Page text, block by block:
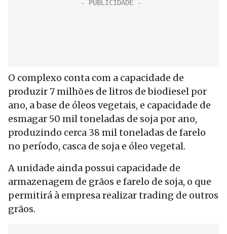
O complexo conta com a capacidade de
produzir 7 milhões de litros de biodiesel por
ano, a base de óleos vegetais, e capacidade de
esmagar 50 mil toneladas de soja por ano,
produzindo cerca 38 mil toneladas de farelo
no período, casca de soja e óleo vegetal.
A unidade ainda possui capacidade de
armazenagem de grãos e farelo de soja, o que
permitirá à empresa realizar trading de outros
grãos.